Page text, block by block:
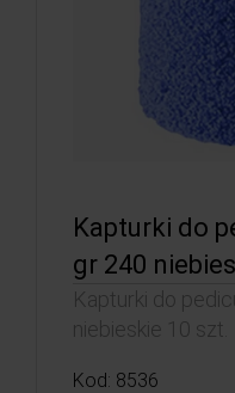
Kapturki do
gr 240
Kapturki do
niebieskie 10 szt.
Kod: 8536